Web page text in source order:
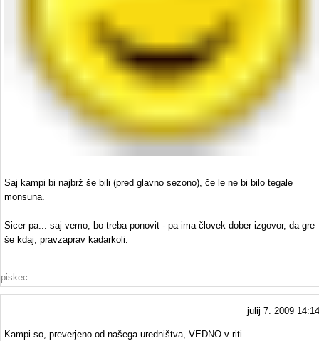
Saj kampi bi najbrž še bili (pred glavno sezono), če le ne bi bilo tegale
monsuna.
Sicer pa... saj vemo, bo treba ponovit - pa ima človek dober izgovor, da gre
še kdaj, pravzaprav kadarkoli.
piskec
julij 7. 2009 14:14
Kampi so, preverjeno od našega uredništva, VEDNO v riti.